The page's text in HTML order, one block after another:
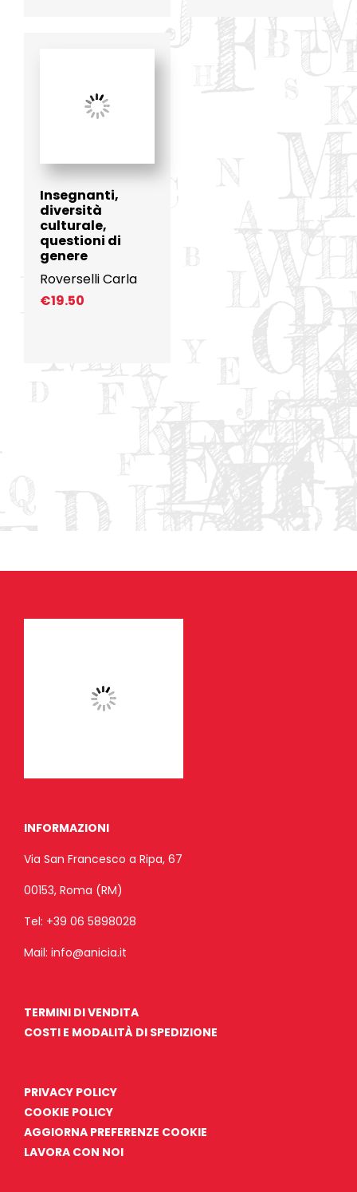
Insegnanti,
diversità
culturale,
questioni di
genere
Roverselli Carla
€19.50
INFORMAZIONI
Via San Francesco a Ripa, 67
00153, Roma (RM)
Tel: +39 06 5898028
Mail: info@anicia.it
TERMINI DI VENDITA
COSTI E MODALITÀ DI SPEDIZIONE
PRIVACY POLICY
COOKIE POLICY
AGGIORNA PREFERENZE COOKIE
LAVORA CON NOI